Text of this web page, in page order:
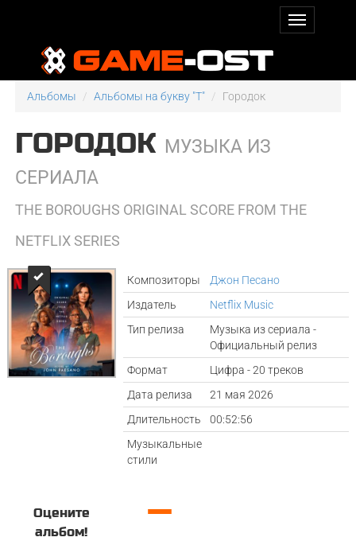
Альбомы Альбомы на букву "T" Городок
ГОРОДОК МУЗЫКА ИЗ
СЕРИАЛА
THE BOROUGHS ORIGINAL SCORE FROM THE
NETFLIX SERIES
Композиторы
Джон Песано
Издатель
Netflix Music
Тип релиза
Музыка из сериала -
Официальный релиз
Формат
Цифра - 20 треков
Дата релиза
21 мая 2026
Длительность
00:52:56
Музыкальные
стили
Оцените
альбом!
—